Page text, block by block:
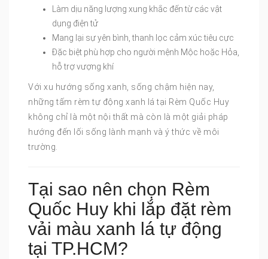
Làm dịu năng lượng xung khắc đến từ các vật
dụng điện tử
Mang lại sự yên bình, thanh lọc cảm xúc tiêu cực
Đặc biệt phù hợp cho người mệnh Mộc hoặc Hỏa,
hỗ trợ vượng khí
Với xu hướng sống xanh, sống chậm hiện nay,
những tấm rèm tự động xanh lá tại Rèm Quốc Huy
không chỉ là một nội thất mà còn là một giải pháp
hướng đến lối sống lành mạnh và ý thức về môi
trường.
Tại sao nên chọn Rèm
Quốc Huy khi lắp đặt rèm
vải màu xanh lá tự động
tại TP.HCM?